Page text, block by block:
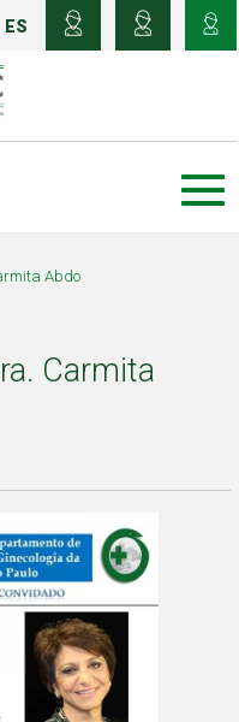
ES
Abdo
Carmita